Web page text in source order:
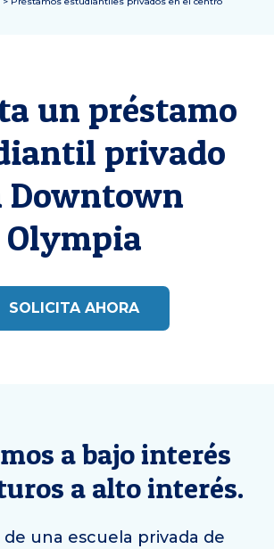
un préstamo
privado
Downtown
Olympia
SOLICITA AHORA
a bajo interés
a alto interés.
una escuela privada de